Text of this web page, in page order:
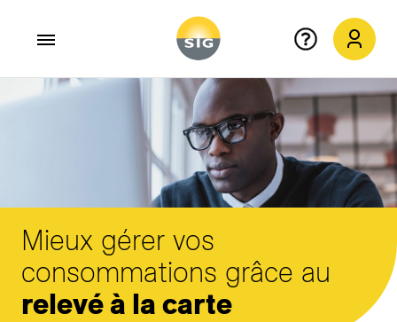
Aller au contenu principal
Mieux gérer vos
consommations grâce au
relevé à la carte